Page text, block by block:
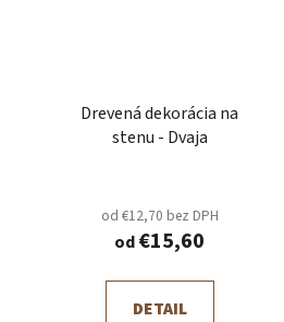
Drevená dekorácia na
stenu - Dvaja
od €12,70 bez DPH
od€15,60
DETAIL